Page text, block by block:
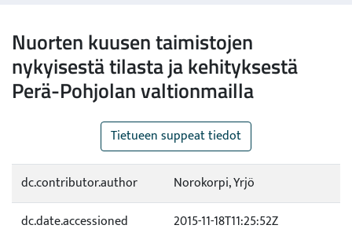
Nuorten kuusen taimistojen
nykyisestä tilasta ja kehityksestä
Perä-Pohjolan valtionmailla
Tietueen suppeat tiedot
dc.contributor.author
Norokorpi, Yrjö
dc.date.accessioned
2015-11-18T11:25:52Z